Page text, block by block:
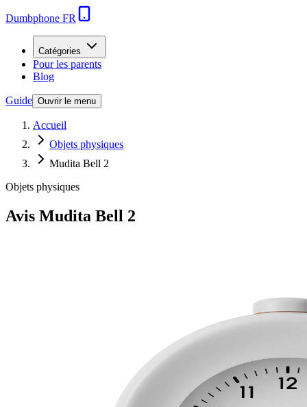
Dumbphone FR
Catégories
Pour les parents
Blog
Guide Ouvrir le menu
Accueil
Objets physiques
Mudita Bell 2
Objets physiques
Avis Mudita Bell 2